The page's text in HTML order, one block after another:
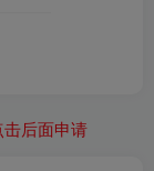
后面申请